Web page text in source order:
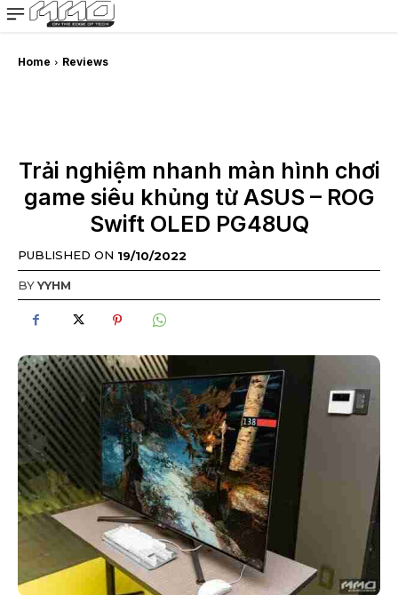
MMOSITE - Thông tin công nghệ
Bài viết nổi bật
Home Reviews
Trải nghiệm nhanh màn hình chơi
game siêu khủng từ ASUS – ROG
Swift OLED PG48UQ
PUBLISHED ON 19/10/2022
BYYYHM